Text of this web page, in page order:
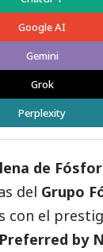
Google AI
Gemini
Grok
Perplexity
de
del Grupo
con el
by